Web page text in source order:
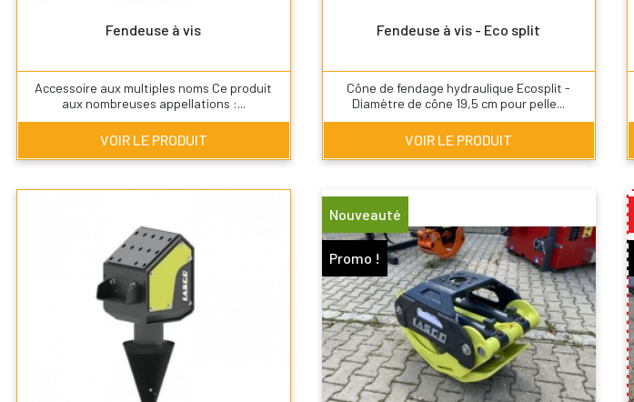
Fendeuse à vis
Accessoire aux multiples noms Ce produit
aux nombreuses appellations :...
VOIR LE PRODUIT
Fendeuse à vis - Eco split
Cône de fendage hydraulique Ecosplit -
Diamètre de cône 19,5 cm pour pelle...
VOIR LE PRODUIT
Nouveauté
Promo !